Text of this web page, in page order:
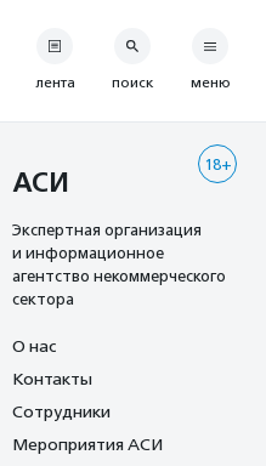
лента поиск меню
18+
АСИ
Экспертная организация
и информационное
агентство некоммерческого
сектора
О нас
Контакты
Сотрудники
Мероприятия АСИ